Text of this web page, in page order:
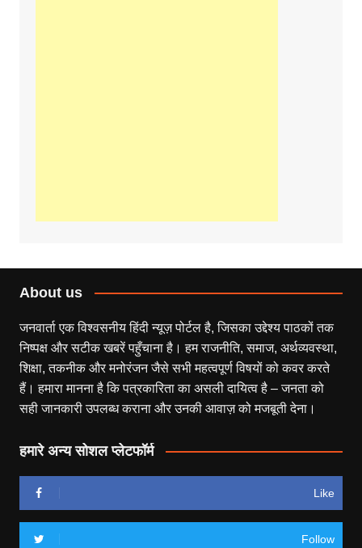
About us
जनवार्ता एक विश्वसनीय हिंदी न्यूज़ पोर्टल है, जिसका उद्देश्य पाठकों तक
निष्पक्ष और सटीक खबरें पहुँचाना है। हम राजनीति, समाज, अर्थव्यवस्था,
शिक्षा, तकनीक और मनोरंजन जैसे सभी महत्वपूर्ण विषयों को कवर करते
हैं। हमारा मानना है कि पत्रकारिता का असली दायित्व है – जनता को
सही जानकारी उपलब्ध कराना और उनकी आवाज़ को मजबूती देना।
हमारे अन्य सोशल प्लेटफॉर्म
Like
Follow